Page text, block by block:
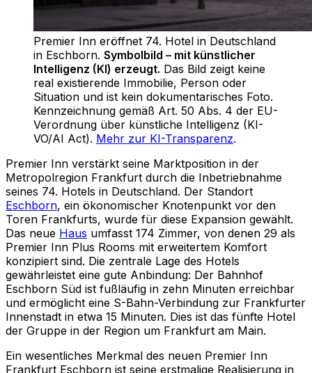
Premier Inn eröffnet 74. Hotel in Deutschland
in Eschborn. Symbolbild – mit künstlicher
Intelligenz (KI) erzeugt. Das Bild zeigt keine
real existierende Immobilie, Person oder
Situation und ist kein dokumentarisches Foto.
Kennzeichnung gemäß Art. 50 Abs. 4 der EU-
Verordnung über künstliche Intelligenz (KI-
VO/AI Act). Mehr zur KI-Transparenz.
Premier Inn verstärkt seine Marktposition in der
Metropolregion Frankfurt durch die Inbetriebnahme
seines 74. Hotels in Deutschland. Der Standort
Eschborn, ein ökonomischer Knotenpunkt vor den
Toren Frankfurts, wurde für diese Expansion gewählt.
Das neue Haus umfasst 174 Zimmer, von denen 29 als
Premier Inn Plus Rooms mit erweitertem Komfort
konzipiert sind. Die zentrale Lage des Hotels
gewährleistet eine gute Anbindung: Der Bahnhof
Eschborn Süd ist fußläufig in zehn Minuten erreichbar
und ermöglicht eine S-Bahn-Verbindung zur Frankfurter
Innenstadt in etwa 15 Minuten. Dies ist das fünfte Hotel
der Gruppe in der Region um Frankfurt am Main.
Ein wesentliches Merkmal des neuen Premier Inn
Frankfurt Eschborn ist seine erstmalige Realisierung in